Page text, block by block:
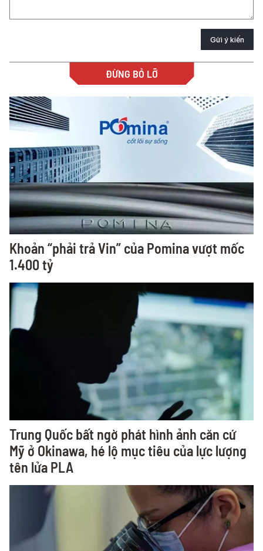
Gửi ý kiến
ĐỪNG BỎ LỠ
Khoản “phải trả Vin” của Pomina vượt mốc
1.400 tỷ
Trung Quốc bất ngờ phát hình ảnh căn cứ
Mỹ ở Okinawa, hé lộ mục tiêu của lực lượng
tên lửa PLA